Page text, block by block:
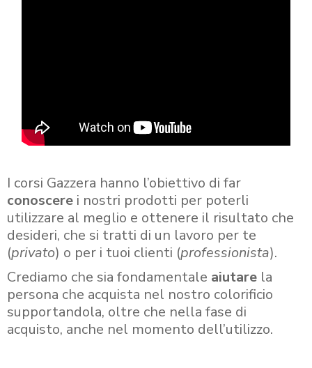
I corsi Gazzera hanno l’obiettivo di far
conoscere i nostri prodotti per poterli
utilizzare al meglio e ottenere il risultato che
desideri, che si tratti di un lavoro per te
(privato) o per i tuoi clienti (professionista).
Crediamo che sia fondamentale aiutare la
persona che acquista nel nostro colorificio
supportandola, oltre che nella fase di
acquisto, anche nel momento dell’utilizzo.